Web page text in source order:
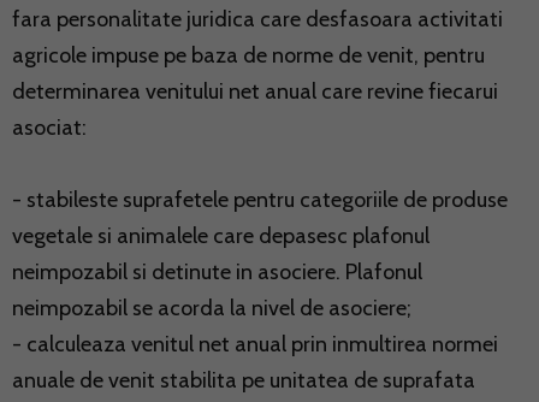
fara personalitate juridica care desfasoara activitati
agricole impuse pe baza de norme de venit, pentru
determinarea venitului net anual care revine fiecarui
asociat:
- stabileste suprafetele pentru categoriile de produse
vegetale si animalele care depasesc plafonul
neimpozabil si detinute in asociere. Plafonul
neimpozabil se acorda la nivel de asociere;
- calculeaza venitul net anual prin inmultirea normei
anuale de venit stabilita pe unitatea de suprafata